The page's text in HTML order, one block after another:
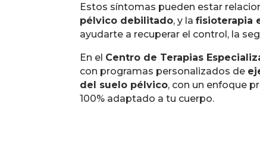
Estos síntomas pueden estar
pélvico debilitado, y lafisioterapia
ayudarte a recuperar el control, la
En el Centro de Terapias
con programas personalizados de
del suelo pélvico, con un enfoque
100% adaptado a tu cuerpo.